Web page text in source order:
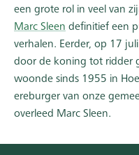
een grote rol in veel van
Marc Sleen definitief een
verhalen. Eerder, op 17
door de koning tot ridder
woonde sinds 1955 in
ereburger van onze
overleed Marc Sleen.